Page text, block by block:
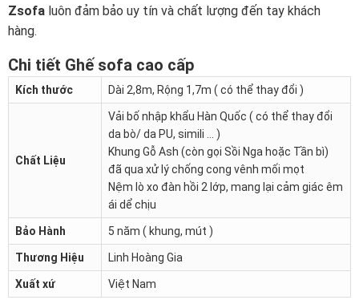
Zsofa luôn đảm bảo uy tín và chất lượng đến tay khách
hàng.
Chi tiết Ghế sofa cao cấp
Kích thước Dài 2,8m, Rộng 1,7m ( có thể thay đổi )
Chất Liệu
Vải bố nhập khẩu Hàn Quốc ( có thể thay đổi
da bò/ da PU, simili … )
Khung Gỗ Ash (còn gọi Sồi Nga hoặc Tần bì)
đã qua xử lý chống cong vênh mối mọt
Nệm lò xo đàn hồi 2 lớp, mang lại cảm giác êm
ái dể chịu
Bảo Hành 5 năm ( khung, mút )
Thương Hiệu Linh Hoàng Gia
Xuất xứ Việt Nam